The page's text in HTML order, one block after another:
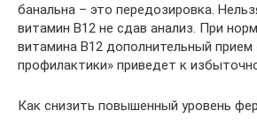
банальна – это передозировка.
витамин В12 не сдав анализ. При
витамина В12 дополнительный прием
профилактики» приведет к
Как снизить повышенный уровень